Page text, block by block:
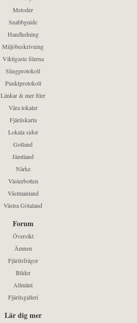
Metoder
Snabbguide
Handledning
Miljöbeskrivning
Viktigaste filerna
Slingprotokoll
Punktprotokoll
Länkar & mer filer
Våra lokaler
Fjärilskarta
Lokala sidor
Gotland
Jämtland
Närke
Västerbotten
Västmanland
Västra Götaland
Forum
Översikt
Ämnen
Fjärilsfrågor
Bilder
Allmänt
Fjärilsgalleri
Lär dig mer